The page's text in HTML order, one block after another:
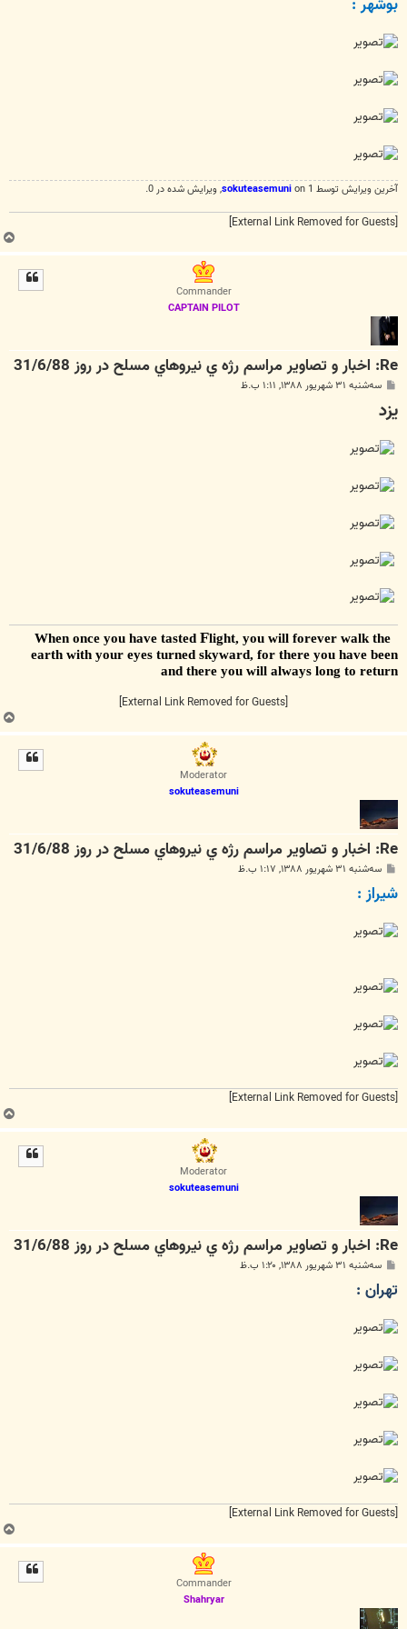
بوشهر :
آخرین ويرايش توسط 1 on sokuteasemuni, ويرايش شده در 0.
ب
ا
Commander
CAPTAIN PILOT
Re: اخبار و تصاوير مراسم رژه ي نيروهاي مسلح در روز 31/6/88
پ
ت
سه‌شنبه ۳۱ شهریور ۱۳۸۸, ۱:۱۱ ب.ظ
یزد
Flight, you will forever walk the
earth with your eyes turned skyward, for there you have been
and there you will always long to return
ب
ا
Moderator
sokuteasemuni
Re: اخبار و تصاوير مراسم رژه ي نيروهاي مسلح در روز 31/6/88
پ
ت
سه‌شنبه ۳۱ شهریور ۱۳۸۸, ۱:۱۷ ب.ظ
شيراز :
ب
ا
Moderator
sokuteasemuni
Re: اخبار و تصاوير مراسم رژه ي نيروهاي مسلح در روز 31/6/88
پ
ت
سه‌شنبه ۳۱ شهریور ۱۳۸۸, ۱:۲۰ ب.ظ
تهران :
ب
ا
Commander
Shahryar